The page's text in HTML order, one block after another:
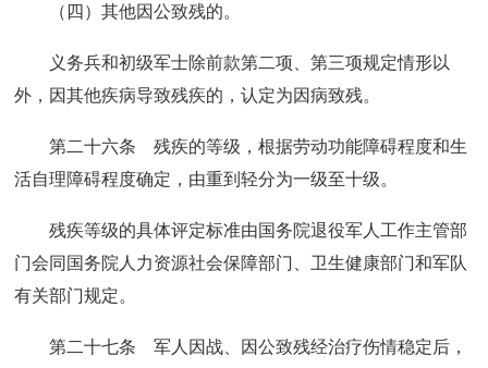
（四）其他因公致残的。
义务兵和初级军士除前款第二项、第三项规定情形以
外，因其他疾病导致残疾的，认定为因病致残。
第二十六条 残疾的等级，根据劳动功能障碍程度和生
活自理障碍程度确定，由重到轻分为一级至十级。
残疾等级的具体评定标准由国务院退役军人工作主管部
门会同国务院人力资源社会保障部门、卫生健康部门和军队
有关部门规定。
第二十七条 军人因战、因公致残经治疗伤情稳定后，